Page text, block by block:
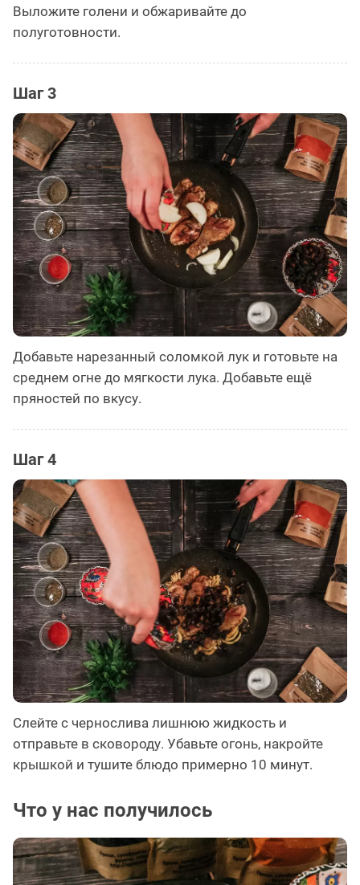
Выложите голени и обжаривайте до
полуготовности.
Шаг 3
Добавьте нарезанный соломкой лук и готовьте на
среднем огне до мягкости лука. Добавьте ещё
пряностей по вкусу.
Шаг 4
Слейте с чернослива лишнюю жидкость и
отправьте в сковороду. Убавьте огонь, накройте
крышкой и тушите блюдо примерно 10 минут.
Что у нас получилось